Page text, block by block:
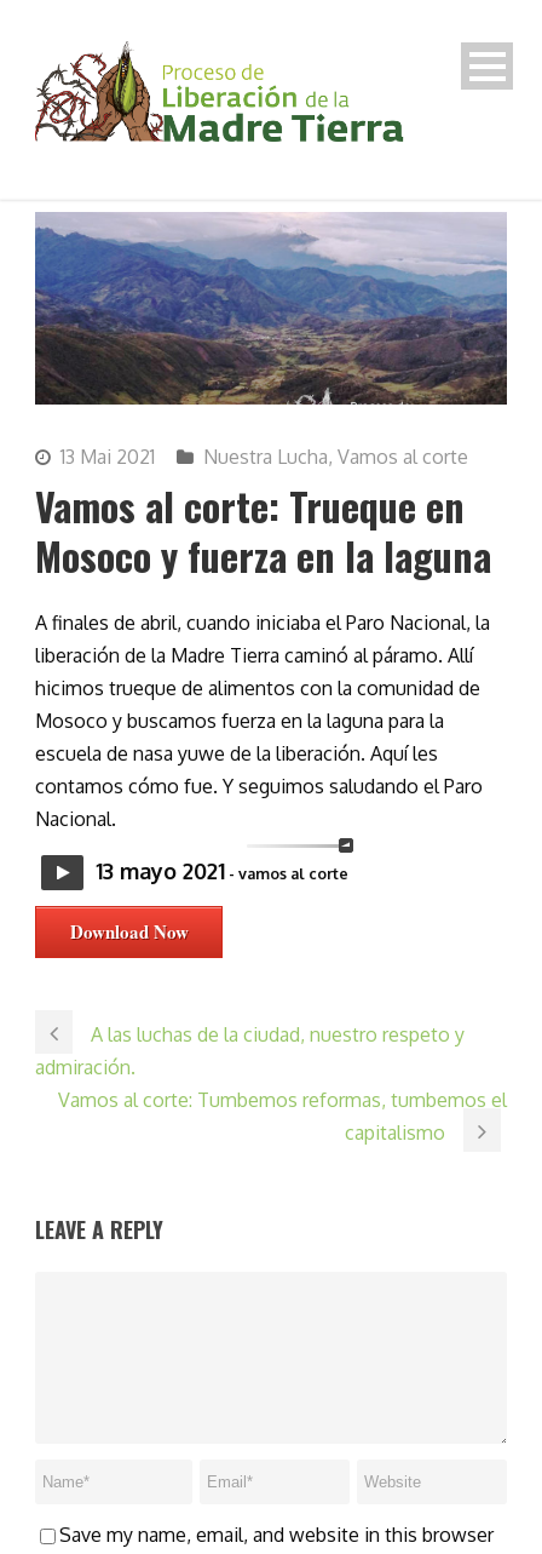
13 Mai 2021 Nuestra Lucha, Vamos al corte
Vamos al corte: Trueque en
Mosoco y fuerza en la laguna
A finales de abril, cuando iniciaba el Paro Nacional, la
liberación de la Madre Tierra caminó al páramo. Allí
hicimos trueque de alimentos con la comunidad de
Mosoco y buscamos fuerza en la laguna para la
escuela de nasa yuwe de la liberación. Aquí les
contamos cómo fue. Y seguimos saludando el Paro
Nacional.
13 mayo 2021 - vamos al corte
Download Now
A las luchas de la ciudad, nuestro respeto y
admiración.
Vamos al corte: Tumbemos reformas, tumbemos el
capitalismo
LEAVE A REPLY
Save my name, email, and website in this browser